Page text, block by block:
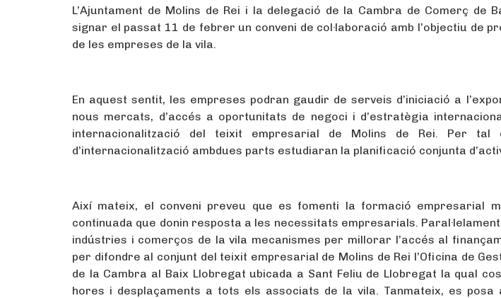
L’Ajuntament de Molins de Rei i la delegació de la Cambra de Comerç de
signar el passat 11 de febrer un conveni de col·laboració amb l’objectiu de
de les empreses de la vila.
En aquest sentit, les empreses podran gaudir de serveis d’iniciació a
nous mercats, d’accés a oportunitats de negoci i d’estratègia
internacionalització del teixit empresarial de Molins de Rei. Per
d’internacionalització ambdues parts estudiaran la planificació conjunta
Així mateix, el conveni preveu que es fomenti la formació empresarial
continuada que donin resposta a les necessitats empresarials.
indústries i comerços de la vila mecanismes per millorar l’accés al
per difondre al conjunt del teixit empresarial de Molins de Rei l’Oficina de
de la Cambra al Baix Llobregat ubicada a Sant Feliu de Llobregat la qual
hores i desplaçaments a tots els associats de la vila. Tanmateix, es posa